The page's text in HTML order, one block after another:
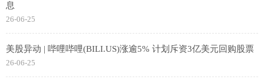
息
26-06-25
美股异动 | 哔哩哔哩(BILI.US)涨逾5% 计划斥资3亿美元回购股票
26-06-25